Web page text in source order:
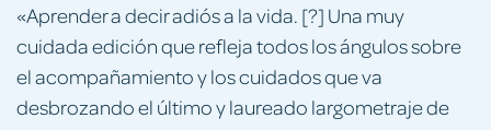
«Aprender a decir adiós a la vida. [?] Una muy
cuidada edición que refleja todos los ángulos sobre
el acompañamiento y los cuidados que va
desbrozando el último y laureado largometraje de